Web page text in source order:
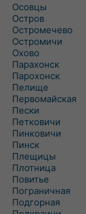
Осовцы
Остров
Остромечево
Остромичи
Охово
Парахонск
Парохонск
Пелище
Первомайская
Пески
Петковичи
Пинковичи
Пинск
Плещицы
Плотница
Повитье
Пограничная
Подгорная